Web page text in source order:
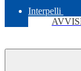
Interpelli